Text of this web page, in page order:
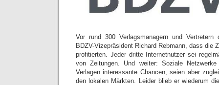
Vor rund 300 Verlagsmanagern und Vertretern
BDZV-Vizepräsident Richard Rebmann, dass die
profitierten. Jeder dritte Internetnutzer sei
von Zeitungen. Und weiter: Soziale
Verlagen interessante Chancen, seien aber
den lokalen Märkten. Leider blieb er wiederum